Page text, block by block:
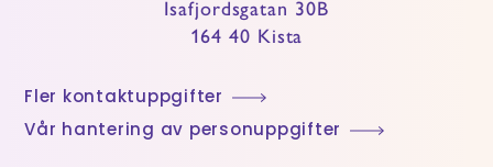
Isafjordsgatan 30B
164 40 Kista
Fler kontaktuppgifter
Vår hantering av personuppgifter